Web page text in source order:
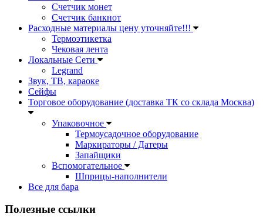
Счетчик монет
Счетчик банкнот
Расходные материалы цену уточняйте!!!
Термоэтикетка
Чековая лента
Локальные Сети
Legrand
Звук, ТВ, караоке
Сейфы
Торговое оборудование (доставка ТК со склада Москва)
Упаковочное
Термоусадочное оборудование
Маркираторы / Датеры
Запайщики
Вспомогательное
Шприцы-наполнители
Все для бара
Полезные ссылки